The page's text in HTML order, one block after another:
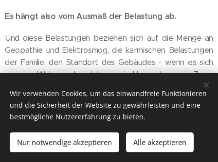
Es hängt also vom Ausmaß der Belastung ab.
Und diese Belastungen beziehen sich auf die Menge an
Geopathie und Elektrosmog, die karmischen Belastungen
der Familie, den Standort des Gebäudes - wenn es sich
um eine Wohnung handelt, um ein Haus, ob es ein Zwei-
Generationen-Haus ist, wenn sich in der Nähe ein Friedhof
befindet.
Dort gibt es eine schwere Belastung, dort hat er viel
zu tun, wenn es neben dem Friedhof ist.
Nehmen wir mal Slavkov (Austerlitz), das ist etwas
Wir verwenden Cookies, um das einwandfreie Funktionieren
und die Sicherheit der Website zu gewährleisten und eine
bestmögliche Nutzererfahrung zu bieten.
Nur notwendige akzeptieren Alle akzeptieren